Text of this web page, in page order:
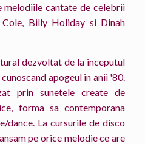
melodiile cantate de celebrii
Billy Holiday si Dinah
dezvoltat de la inceputul
apogeul in anii '80.
prin sunetele create de
forma sa contemporana
dance. La cursurile de disco
pe orice melodie ce are